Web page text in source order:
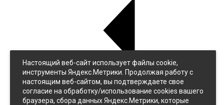
Джинс
Однотонный
Принтованный
Настоящий веб-сайт использует файлы cookie,
инструменты Яндекс.Метрики. Продолжая работу с
настоящим веб-сайтом, вы подтверждаете свое
согласие на обработку/использование cookies вашего
браузера, сбора данных Яндекс.Метрики, которые